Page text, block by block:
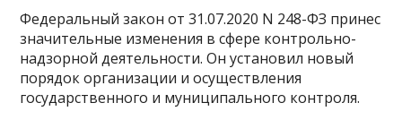
Федеральный закон от 31.07.2020 N 248-ФЗ принес
значительные изменения в сфере контрольно-
надзорной деятельности. Он установил новый
порядок организации и осуществления
государственного и муниципального контроля.